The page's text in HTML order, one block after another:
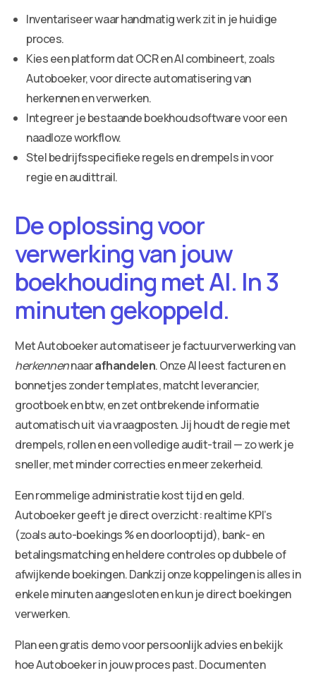
Inventariseer waar handmatig werk zit in je huidige
proces.
Kies een platform dat OCR en AI combineert, zoals
Autoboeker, voor directe automatisering van
herkennen en verwerken.
Integreer je bestaande boekhoudsoftware voor een
naadloze workflow.
Stel bedrijfsspecifieke regels en drempels in voor
regie en audittrail.
De oplossing voor
verwerking van jouw
boekhouding met AI. In 3
minuten gekoppeld.
Met Autoboeker automatiseer je factuurverwerking van
herkennennaarafhandelen. Onze AI leest facturen en
bonnetjes zonder templates, matcht leverancier,
grootboek en btw, en zet ontbrekende informatie
automatisch uit via vraagposten. Jij houdt de regie met
drempels, rollen en een volledige audit-trail — zo werk je
sneller, met minder correcties en meer zekerheid.
Een rommelige administratie kost tijd en geld.
Autoboeker geeft je direct overzicht: realtime KPI’s
(zoals auto-boekings % en doorlooptijd), bank- en
betalingsmatching en heldere controles op dubbele of
afwijkende boekingen. Dankzij onze koppelingen is alles in
enkele minuten aangesloten en kun je direct boekingen
verwerken.
Plan een gratis demo voor persoonlijk advies en bekijk
hoe Autoboeker in jouw proces past. Documenten